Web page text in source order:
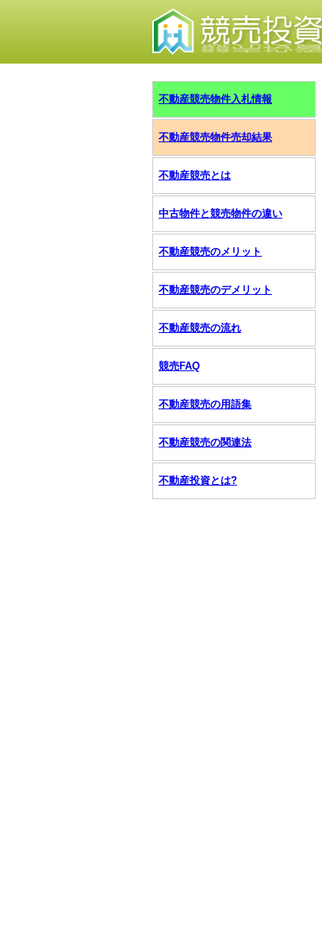
不動産競売物件入札情報
不動産競売物件売却結果
不動産競売とは
中古物件と競売物件の違い
不動産競売のメリット
不動産競売のデメリット
不動産競売の流れ
競売FAQ
不動産競売の用語集
不動産競売の関連法
不動産投資とは?